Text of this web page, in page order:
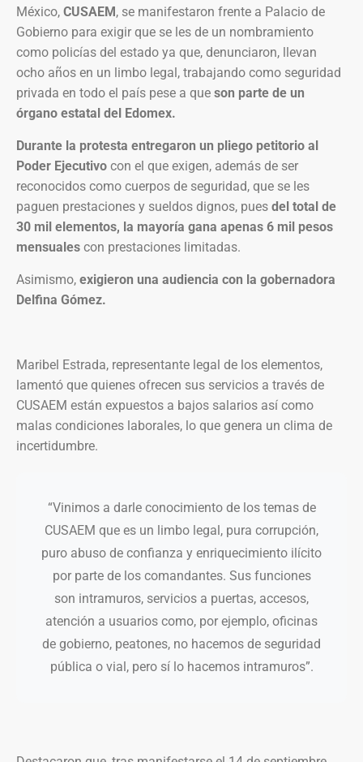
México, CUSAEM, se manifestaron frente a Palacio de
Gobierno para exigir que se les de un nombramiento
como policías del estado ya que, denunciaron, llevan
ocho años en un limbo legal, trabajando como seguridad
privada en todo el país pese a que son parte de un
órgano estatal del Edomex.
Durante la protesta entregaron un pliego petitorio al
Poder Ejecutivo con el que exigen, además de ser
reconocidos como cuerpos de seguridad, que se les
paguen prestaciones y sueldos dignos, pues del total de
30 mil elementos, la mayoría gana apenas 6 mil pesos
mensuales con prestaciones limitadas.
Asimismo, exigieron una audiencia con la gobernadora
Delfina Gómez.
Maribel Estrada, representante legal de los elementos,
lamentó que quienes ofrecen sus servicios a través de
CUSAEM están expuestos a bajos salarios así como
malas condiciones laborales, lo que genera un clima de
incertidumbre.
“Vinimos a darle conocimiento de los temas de
CUSAEM que es un limbo legal, pura corrupción,
puro abuso de confianza y enriquecimiento ilícito
por parte de los comandantes. Sus funciones
son intramuros, servicios a puertas, accesos,
atención a usuarios como, por ejemplo, oficinas
de gobierno, peatones, no hacemos de seguridad
pública o vial, pero sí lo hacemos intramuros”.